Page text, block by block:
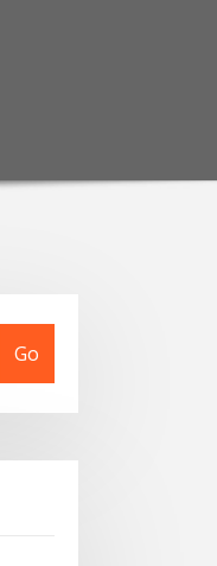
Go